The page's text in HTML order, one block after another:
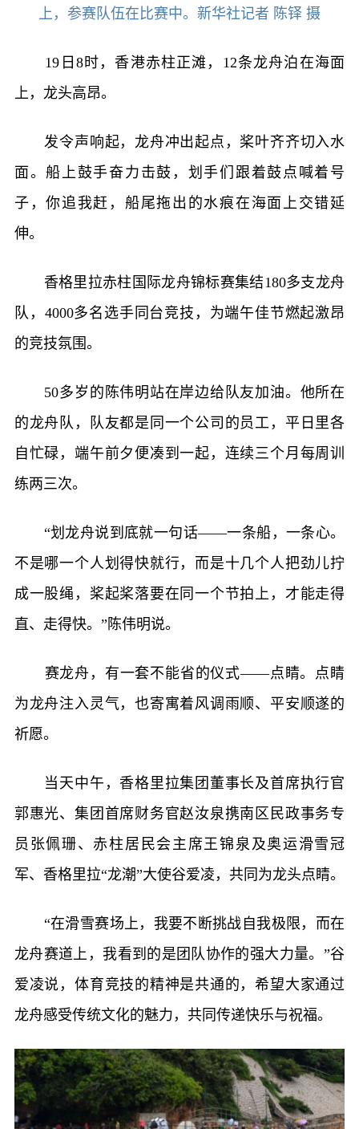
上，参赛队伍在比赛中。新华社记者 陈铎 摄
19日8时，香港赤柱正滩，12条龙舟泊在海面
上，龙头高昂。
发令声响起，龙舟冲出起点，桨叶齐齐切入水
面。船上鼓手奋力击鼓，划手们跟着鼓点喊着号
子，你追我赶，船尾拖出的水痕在海面上交错延
伸。
香格里拉赤柱国际龙舟锦标赛集结180多支龙舟
队，4000多名选手同台竞技，为端午佳节燃起激昂
的竞技氛围。
50多岁的陈伟明站在岸边给队友加油。他所在
的龙舟队，队友都是同一个公司的员工，平日里各
自忙碌，端午前夕便凑到一起，连续三个月每周训
练两三次。
“划龙舟说到底就一句话——一条船，一条心。
不是哪一个人划得快就行，而是十几个人把劲儿拧
成一股绳，桨起桨落要在同一个节拍上，才能走得
直、走得快。”陈伟明说。
赛龙舟，有一套不能省的仪式——点睛。点睛
为龙舟注入灵气，也寄寓着风调雨顺、平安顺遂的
祈愿。
当天中午，香格里拉集团董事长及首席执行官
郭惠光、集团首席财务官赵汝泉携南区民政事务专
员张佩珊、赤柱居民会主席王锦泉及奥运滑雪冠
军、香格里拉“龙潮”大使谷爱凌，共同为龙头点睛。
“在滑雪赛场上，我要不断挑战自我极限，而在
龙舟赛道上，我看到的是团队协作的强大力量。”谷
爱凌说，体育竞技的精神是共通的，希望大家通过
龙舟感受传统文化的魅力，共同传递快乐与祝福。